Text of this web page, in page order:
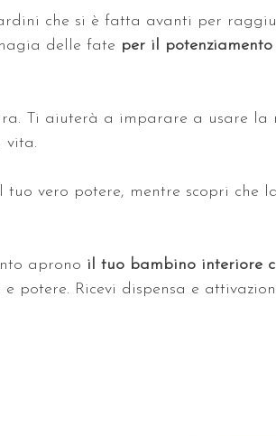
che si è fatta avanti per
delle fate per il
Ti aiuterà a imparare a usare
vita.
vero potere, mentre scopri che
aprono il tuo bambino interiore
potere. Ricevi dispensa e